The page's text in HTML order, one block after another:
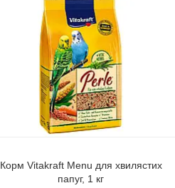
Корм Vitakraft Menu для хвилястих
папуг, 1 кг